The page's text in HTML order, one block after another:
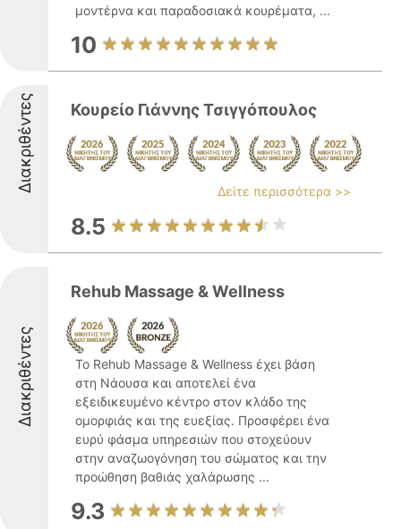
μοντέρνα και παραδοσιακά κουρέματα, ...
10
Διακριθέντες Κουρείο Γιάννης Τσιγγόπουλος
Δείτε περισσότερα >>
8.5
Διακριθέντες
Rehub Massage & Wellness
Το Rehub Massage & Wellness έχει βάση
στη Νάουσα και αποτελεί ένα
εξειδικευμένο κέντρο στον κλάδο της
ομορφιάς και της ευεξίας. Προσφέρει ένα
ευρύ φάσμα υπηρεσιών που στοχεύουν
στην αναζωογόνηση του σώματος και την
προώθηση βαθιάς χαλάρωσης ...
9.3